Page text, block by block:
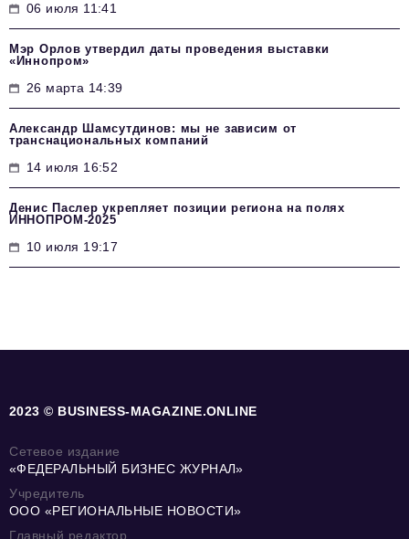
06 июля 11:41
Мэр Орлов утвердил даты проведения выставки
«Иннопром»
26 марта 14:39
Александр Шамсутдинов: мы не зависим от
транснациональных компаний
14 июля 16:52
Денис Паслер укрепляет позиции региона на полях
ИННОПРОМ-2025
10 июля 19:17
2023 © BUSINESS-MAGAZINE.ONLINE
Сетевое издание
«ФЕДЕРАЛЬНЫЙ БИЗНЕС ЖУРНАЛ»
Учредитель
ООО «РЕГИОНАЛЬНЫЕ НОВОСТИ»
Главный редактор